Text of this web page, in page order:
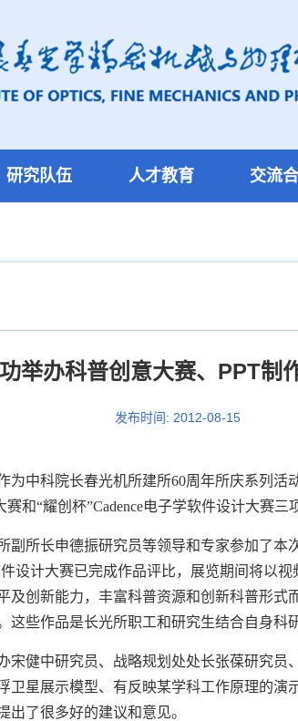
研究队伍 人才教育 交流
举办科普创意大赛、PPT制
发布时间: 2012-08-15
为中科院长春光机所建所60周年所庆系列
和“耀创杯”Cadence电子学软件设计大赛
副所长申德振研究员等领导和专家参加了
件设计大赛已完成作品评比，展览期间将以
及创新能力，丰富科普资源和创新科普形
这些作品是长光所职工和研究生结合自身科
宋健中研究员、战略规划处处长张葆研究
卫星展示模型、有反映某学科工作原理的
了很多好的建议和意见。